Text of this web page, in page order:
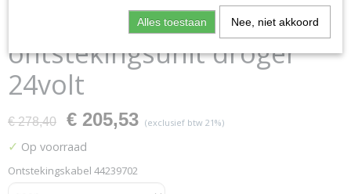
70483201p
ontstekingsunit droger
24volt
€ 278,40 € 205,53 (exclusief btw 21%)
✓ Op voorraad
Ontstekingskabel 44239702
Alles toestaan Nee, niet akkoord